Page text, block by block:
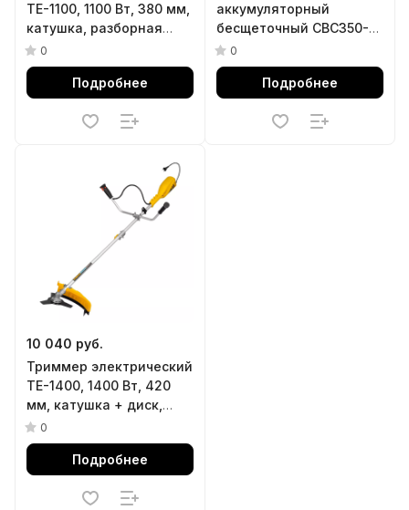
TE-1100, 1100 Вт, 380 мм,
катушка, разборная
штанга// Denzel
0
Подробнее
аккумуляторный
бесщеточный CBC350-
36, Li-ion, 36 В, 350 мм
Denzel
0
Подробнее
10 040 руб.
Триммер электрический
TE-1400, 1400 Вт, 420
мм, катушка + диск,
разборная штанга
Denzel
0
Подробнее